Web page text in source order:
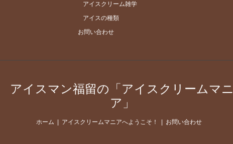
アイスクリーム雑学
アイスの種類
お問い合わせ
アイスマン福留の「アイスクリームマニ
ア」
ホーム アイスクリームマニアへようこそ！ お問い合わせ